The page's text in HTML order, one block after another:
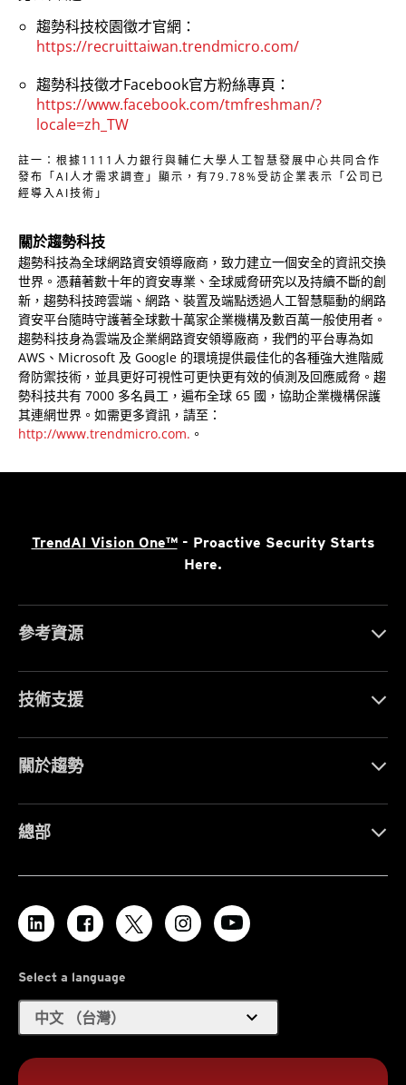
趨勢科技校園徵才官網：
https://recruittaiwan.trendmicro.com/
趨勢科技徵才Facebook官方粉絲專頁：
https://www.facebook.com/tmfreshman/?
locale=zh_TW
註一：根據1111人力銀行與輔仁大學人工智慧發展中心共同合作
發布「AI人才需求調查」顯示，有79.78%受訪企業表示「公司已
經導入AI技術」
關於趨勢科技
趨勢科技為全球網路資安領導廠商，致力建立一個安全的資訊交換
世界。憑藉著數十年的資安專業、全球威脅研究以及持續不斷的創
新，趨勢科技跨雲端、網路、裝置及端點透過人工智慧驅動的網路
資安平台隨時守護著全球數十萬家企業機構及數百萬一般使用者。
趨勢科技身為雲端及企業網路資安領導廠商，我們的平台專為如
AWS、Microsoft 及 Google 的環境提供最佳化的各種強大進階威
脅防禦技術，並具更好可視性可更快更有效的偵測及回應威脅。趨
勢科技共有 7000 多名員工，遍布全球 65 國，協助企業機構保護
其連網世界。如需更多資訊，請至：
http://www.trendmicro.com. 。
TrendAI Vision One™- Proactive Security Starts
Here.
參考資源
技術支援
關於趨勢
總部
Select a language
中文 （台灣） expand_more